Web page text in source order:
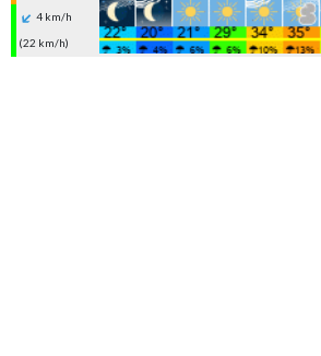
4 km/h
(22 km/h)